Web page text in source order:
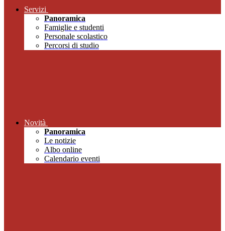
Servizi
Panoramica
Famiglie e studenti
Personale scolastico
Percorsi di studio
Novità
Panoramica
Le notizie
Albo online
Calendario eventi